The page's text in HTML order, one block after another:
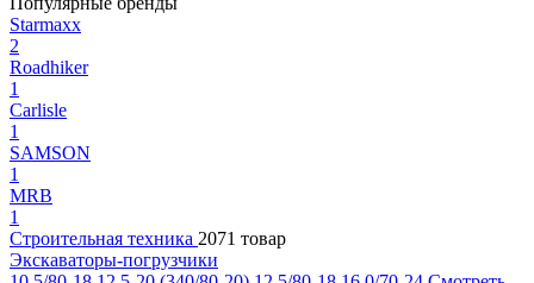
Starmaxx
2
Roadhiker
1
Carlisle
1
SAMSON
1
MRB
1
Строительная техника 2071 товар
Экскаваторы-погрузчики